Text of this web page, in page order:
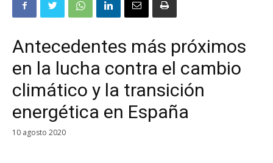
Antecedentes más próximos
en la lucha contra el cambio
climático y la transición
energética en España
10 agosto 2020